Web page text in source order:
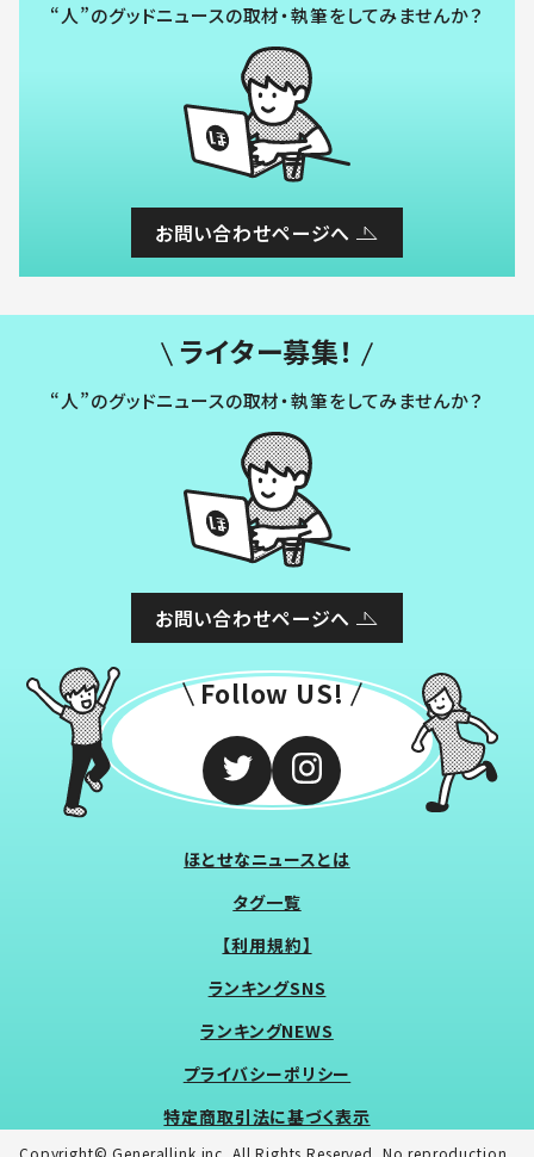
“人”のグッドニュースの取材・執筆をしてみませんか？
お問い合わせページへ
ライター募集！
“人”のグッドニュースの取材・執筆をしてみませんか？
お問い合わせページへ
Follow US!
ほとせなニュースとは
タグ一覧
【利用規約】
ランキングSNS
ランキングNEWS
プライバシーポリシー
特定商取引法に基づく表示